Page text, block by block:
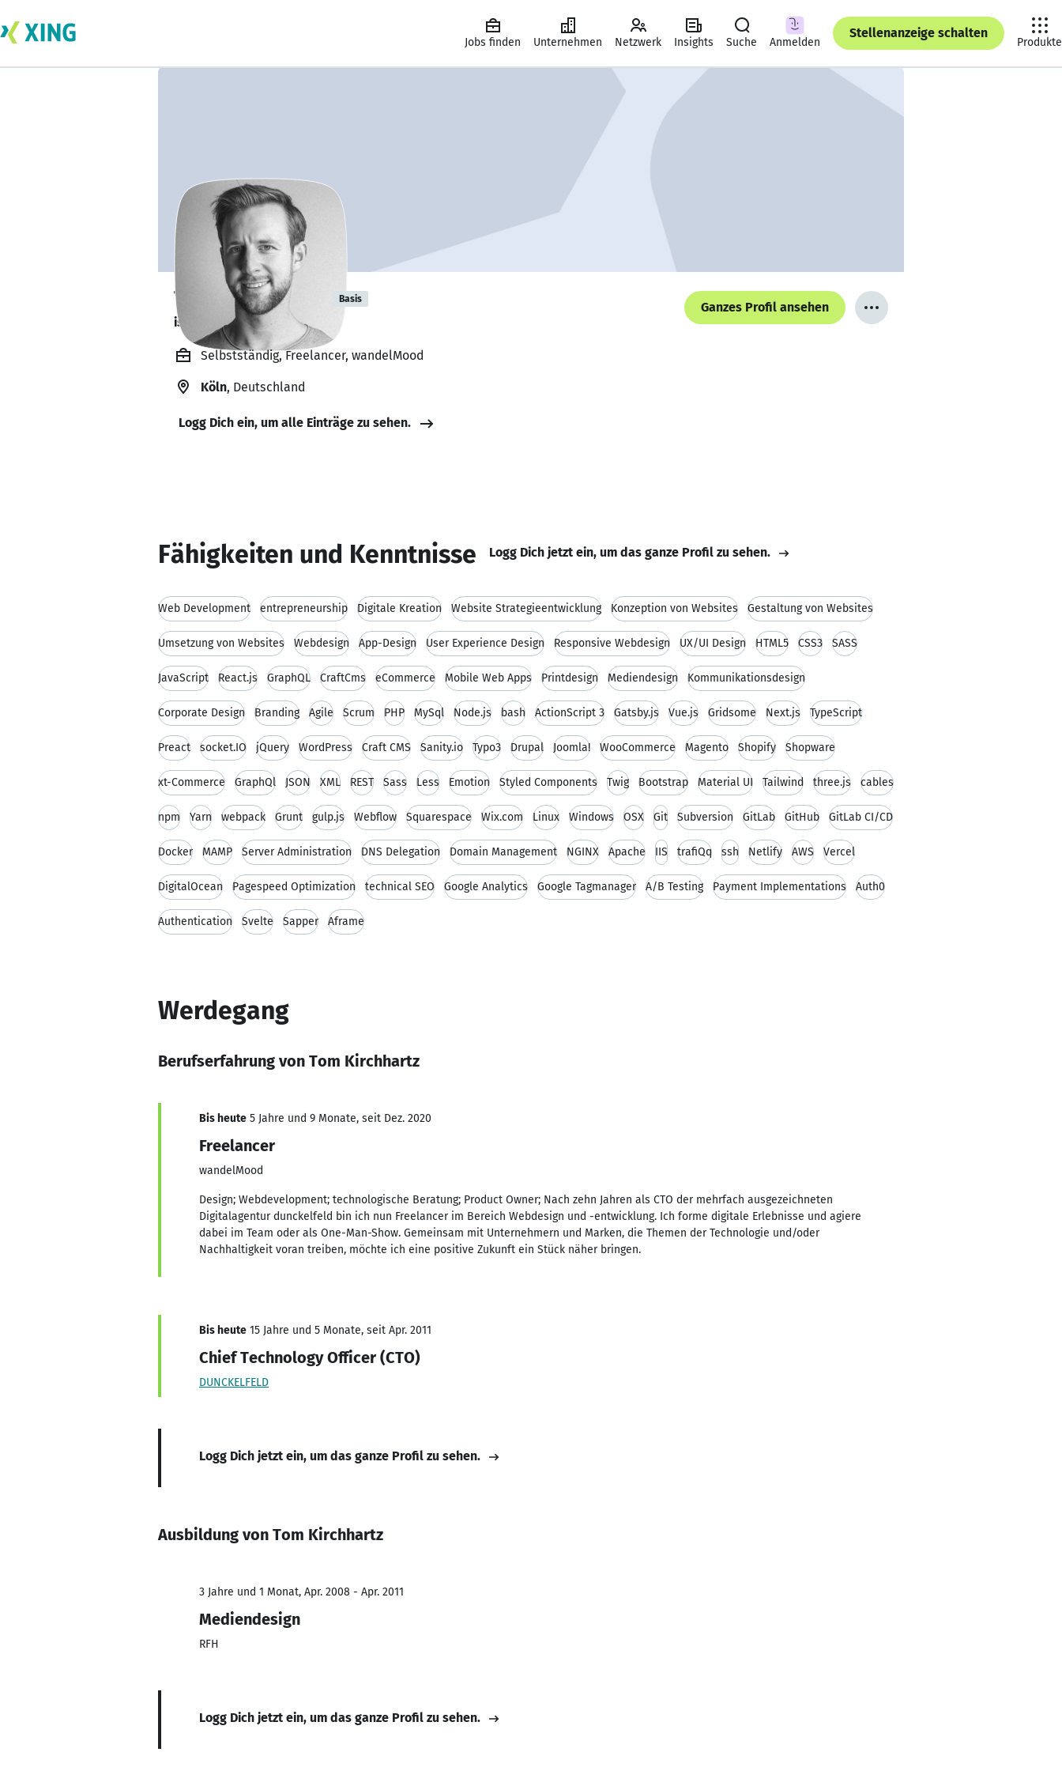
Jobs finden Unternehmen Netzwerk Insights Suche Anmelden
Stellenanzeige schalten
Produkte
Tom Kirchhartz Basis
ist offen für Projekte. 🔎
Ganzes Profil ansehen
Selbstständig, Freelancer, wandelMood
Köln, Deutschland
Logg Dich ein, um alle Einträge zu sehen.
Fähigkeiten und Kenntnisse Logg Dich jetzt ein, um das ganze Profil zu sehen.
Web Development entrepreneurship Digitale Kreation Website Strategieentwicklung Konzeption von Websites Gestaltung von Websites
Umsetzung von Websites Webdesign App-Design User Experience Design Responsive Webdesign UX/UI Design HTML5 CSS3 SASS
JavaScript React.js GraphQL CraftCms eCommerce Mobile Web Apps Printdesign Mediendesign Kommunikationsdesign
Corporate Design Branding Agile Scrum PHP MySql Node.js bash ActionScript 3 Gatsby.js Vue.js Gridsome Next.js TypeScript
Preact socket.IO jQuery WordPress Craft CMS Sanity.io Typo3 Drupal Joomla! WooCommerce Magento Shopify Shopware
xt-Commerce GraphQl JSON XML REST Sass Less Emotion Styled Components Twig Bootstrap Material UI Tailwind three.js cables
npm Yarn webpack Grunt gulp.js Webflow Squarespace Wix.com Linux Windows OSX Git Subversion GitLab GitHub GitLab CI/CD
Docker MAMP Server Administration DNS Delegation Domain Management NGINX Apache IIS trafiQq ssh Netlify AWS Vercel
DigitalOcean Pagespeed Optimization technical SEO Google Analytics Google Tagmanager A/B Testing Payment Implementations Auth0
Authentication Svelte Sapper Aframe
Werdegang
Berufserfahrung von Tom Kirchhartz
Bis heute 5 Jahre und 9 Monate, seit Dez. 2020
Freelancer
wandelMood
Design; Webdevelopment; technologische Beratung; Product Owner; Nach zehn Jahren als CTO der mehrfach ausgezeichneten
Digitalagentur dunckelfeld bin ich nun Freelancer im Bereich Webdesign und -entwicklung. Ich forme digitale Erlebnisse und agiere
dabei im Team oder als One-Man-Show. Gemeinsam mit Unternehmern und Marken, die Themen der Technologie und/oder
Nachhaltigkeit voran treiben, möchte ich eine positive Zukunft ein Stück näher bringen.
Bis heute 15 Jahre und 5 Monate, seit Apr. 2011
Chief Technology Officer (CTO)
DUNCKELFELD
Logg Dich jetzt ein, um das ganze Profil zu sehen.
Ausbildung von Tom Kirchhartz
3 Jahre und 1 Monat, Apr. 2008 - Apr. 2011
Mediendesign
RFH
Logg Dich jetzt ein, um das ganze Profil zu sehen.